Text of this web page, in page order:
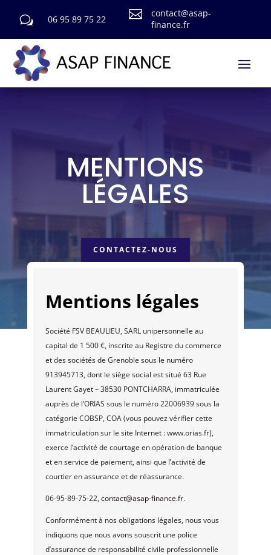
w 06 95 89 75 22 
contact@asap-
finance.fr
MENTIONS
LÉGALES
CONTACTEZ-NOUS
Mentions légales
Société FSV BEAULIEU, SARL unipersonnelle au
capital de 1 500 €, inscrite au Registre du commerce
et des sociétés de Grenoble sous le numéro
913945713, dont le siège social est situé 63 Rue
Laurent Gayet – 38530 PONTCHARRA, immatriculée
auprès de l’ORIAS sous le numéro 22006939 sous la
catégorie COBSP, COA (vous pouvez vérifier cette
immatriculation sur le site Internet : www.orias.fr),
exerce l’activité de courtage en opération de banque
et en service de paiement, ainsi que l’activité de
courtier en assurance et de réassurance.
06-95-89-75-22, contact@asap-finance.fr.
Conformément à nos obligations légales, nous vous
indiquons que nous avons souscrit une police
d’assurance de responsabilité civile professionnelle